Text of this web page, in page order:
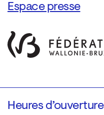
Espace presse
Heures d’ouverture